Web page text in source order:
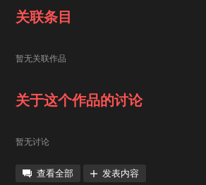
关联条目
暂无关联作品
关于这个作品的讨论
暂无讨论
查看全部 发表内容